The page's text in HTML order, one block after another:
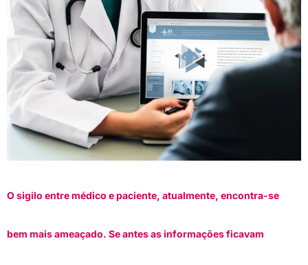
O sigilo entre médico e paciente, atualmente, encontra-se
bem mais ameaçado. Se antes as informações ficavam